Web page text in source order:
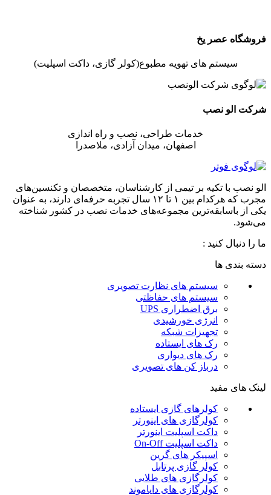
فروشگاه عصر یخ
سیستم های تهویه مطبوع(کولر گازی، داکت اسپلیت)
شرکت الو نصب
خدمات طراحی، نصب و راه اندازی
اصفهان، میدان آزادی، ملاصدرا
الو نصب با تکیه بر تیمی از کارشناسان، متخصصان و تکنسین‌های
مجرب که هرکدام بین ۱ تا ۱۲ سال تجربه حرفه‌ای دارند، به عنوان
یکی از باسابقه‌ترین مجموعه‌های خدمات نصب در کشور شناخته
می‌شود.
ما را دنبال کنید :
دسته بندی ها
سیستم های نظارت تصویری
سیستم های حفاظتی
برق اضطراری UPS
انرژی خورشیدی
تجهیزات شبکه
رک های ایستاده
رک های دیواری
درباز کن های تصویری
لینک های مفید
کولرهای گازی ایستاده
کولرگازی های اینورتر
داکت اسپلیت اینورتر
داکت اسپلیت On-Off
اسپیکر های گرین
کولر گازی پرتابل
کولرگازی های طلایی
کولرگازی های دایاموند